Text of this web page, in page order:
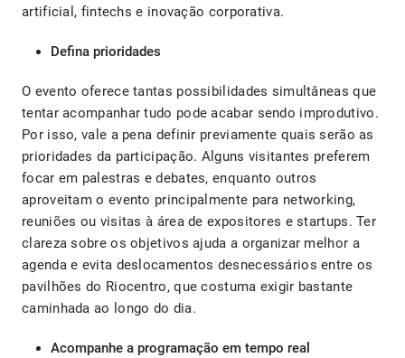
artificial, fintechs e inovação corporativa.
Defina prioridades
O evento oferece tantas possibilidades simultâneas que
tentar acompanhar tudo pode acabar sendo improdutivo.
Por isso, vale a pena definir previamente quais serão as
prioridades da participação. Alguns visitantes preferem
focar em palestras e debates, enquanto outros
aproveitam o evento principalmente para networking,
reuniões ou visitas à área de expositores e startups. Ter
clareza sobre os objetivos ajuda a organizar melhor a
agenda e evita deslocamentos desnecessários entre os
pavilhões do Riocentro, que costuma exigir bastante
caminhada ao longo do dia.
Acompanhe a programação em tempo real